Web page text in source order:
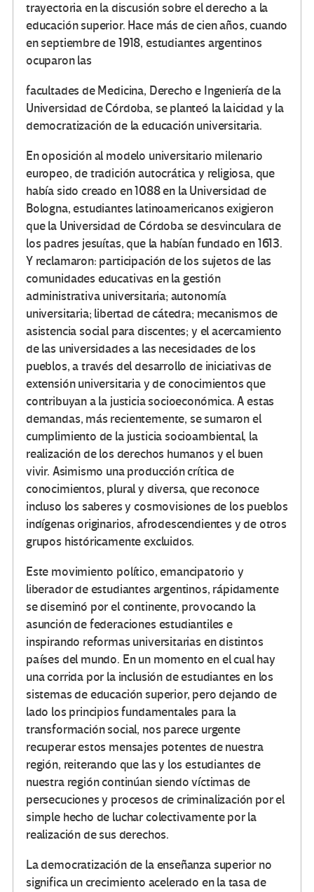
trayectoria en la discusión sobre el derecho a la
educación superior. Hace más de cien años, cuando
en septiembre de 1918, estudiantes argentinos
ocuparon las
facultades de Medicina, Derecho e Ingeniería de la
Universidad de Córdoba, se planteó la laicidad y la
democratización de la educación universitaria.
En oposición al modelo universitario milenario
europeo, de tradición autocrática y religiosa, que
había sido creado en 1088 en la Universidad de
Bologna, estudiantes latinoamericanos exigieron
que la Universidad de Córdoba se desvinculara de
los padres jesuítas, que la habían fundado en 1613.
Y reclamaron: participación de los sujetos de las
comunidades educativas en la gestión
administrativa universitaria; autonomía
universitaria; libertad de cátedra; mecanismos de
asistencia social para discentes; y el acercamiento
de las universidades a las necesidades de los
pueblos, a través del desarrollo de iniciativas de
extensión universitaria y de conocimientos que
contribuyan a la justicia socioeconómica. A estas
demandas, más recientemente, se sumaron el
cumplimiento de la justicia socioambiental, la
realización de los derechos humanos y el buen
vivir. Asimismo una producción crítica de
conocimientos, plural y diversa, que reconoce
incluso los saberes y cosmovisiones de los pueblos
indígenas originarios, afrodescendientes y de otros
grupos históricamente excluidos.
Este movimiento político, emancipatorio y
liberador de estudiantes argentinos, rápidamente
se diseminó por el continente, provocando la
asunción de federaciones estudiantiles e
inspirando reformas universitarias en distintos
países del mundo. En un momento en el cual hay
una corrida por la inclusión de estudiantes en los
sistemas de educación superior, pero dejando de
lado los principios fundamentales para la
transformación social, nos parece urgente
recuperar estos mensajes potentes de nuestra
región, reiterando que las y los estudiantes de
nuestra región continúan siendo víctimas de
persecuciones y procesos de criminalización por el
simple hecho de luchar colectivamente por la
realización de sus derechos.
La democratización de la enseñanza superior no
significa un crecimiento acelerado en la tasa de